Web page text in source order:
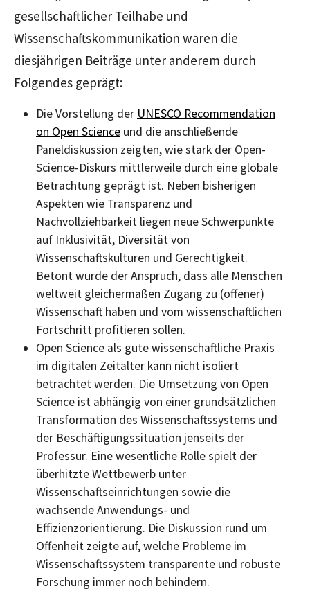
gesellschaftlicher Teilhabe und
Wissenschaftskommunikation waren die
diesjährigen Beiträge unter anderem durch
Folgendes geprägt:
Die Vorstellung der UNESCO Recommendation
on Open Science und die anschließende
Paneldiskussion zeigten, wie stark der Open-
Science-Diskurs mittlerweile durch eine globale
Betrachtung geprägt ist. Neben bisherigen
Aspekten wie Transparenz und
Nachvollziehbarkeit liegen neue Schwerpunkte
auf Inklusivität, Diversität von
Wissenschaftskulturen und Gerechtigkeit.
Betont wurde der Anspruch, dass alle Menschen
weltweit gleichermaßen Zugang zu (offener)
Wissenschaft haben und vom wissenschaftlichen
Fortschritt profitieren sollen.
Open Science als gute wissenschaftliche Praxis
im digitalen Zeitalter kann nicht isoliert
betrachtet werden. Die Umsetzung von Open
Science ist abhängig von einer grundsätzlichen
Transformation des Wissenschaftssystems und
der Beschäftigungssituation jenseits der
Professur. Eine wesentliche Rolle spielt der
überhitzte Wettbewerb unter
Wissenschaftseinrichtungen sowie die
wachsende Anwendungs- und
Effizienzorientierung. Die Diskussion rund um
Offenheit zeigte auf, welche Probleme im
Wissenschaftssystem transparente und robuste
Forschung immer noch behindern.